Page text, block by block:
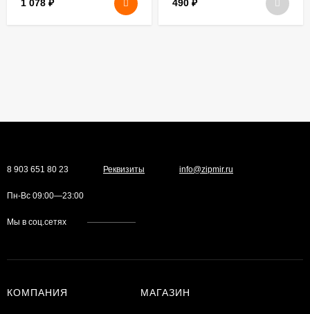
1 078 ₽ 490 ₽
8 903 651 80 23 Реквизиты info@zipmir.ru
Пн-Вс 09:00—23:00
Мы в соц.сетях
КОМПАНИЯ МАГАЗИН